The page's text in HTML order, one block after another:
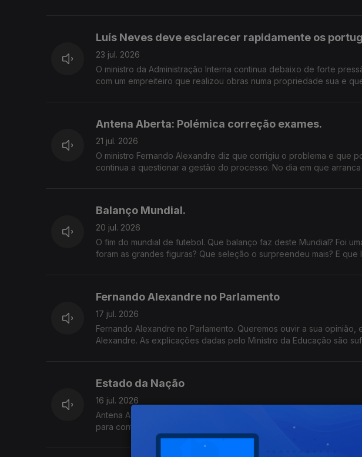
Luís Neves deve esclarecer rapidamente os
23 jul. 2026
O ministro da Administração Interna continua debaixo de forte
com um empreiteiro que realizou obras numa propriedade sua e
fundamentais. Numa democracia, quando um governante enfrenta
prometer esclarecimentos ou é necessário prestar contas de forma
instituições tão sensíveis como a Polícia Judiciária, o que é mais
investigações ou exigir explicações políticas desde já?
Antena Aberta: Polémica correção exames.
21 jul. 2026
O ministro Fernando Alexandre diz que corrigiu o problema e que
continua a questionar a gestão do processo. No dia em que
responsabilidades políticas pelas falhas registadas? Faz sentido
Balanço Mundial.
20 jul. 2026
O fim do mundial de futebol. Que balanço faz deste Mundial? Foi
foram as grandes figuras? Que seleção o surpreendeu mais? E
Fernando Alexandre no Parlamento
17 jul. 2026
Fernando Alexandre no Parlamento. Queremos ouvir a sua
Alexandre. As explicações dadas pelo Ministro da Educação são
Estado da Nação
16 jul. 2026
Antena Aberta: O Estado da Nação. Quando olha para o país de
para continuar o trabalho que iniciou ou os acontecimentos das
política para responder aos problemas dos portugueses?